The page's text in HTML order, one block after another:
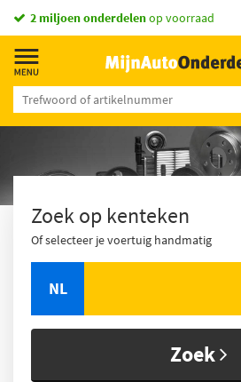
vandaag besteld,morgen in huis *
2 miljoen onderdelenop voorraad
Zoek op kenteken
Of selecteer je voertuig handmatig
NL
Zoek